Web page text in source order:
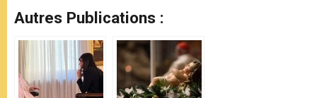
Autres Publications :